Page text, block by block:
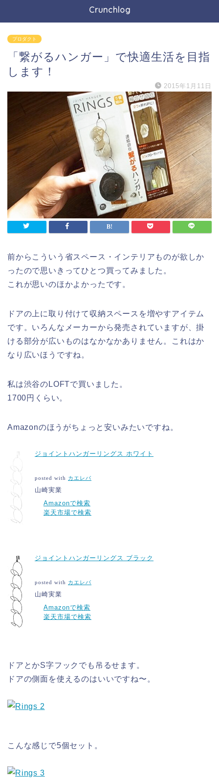
Crunchlog
プロダクト
「繋がるハンガー」で快適生活を目指
します！
2015年1月11日
前からこういう省スペース・インテリアものが欲しか
ったので思いきってひとつ買ってみました。
これが思いのほかよかったです。
ドアの上に取り付けて収納スペースを増やすアイテム
です。いろんなメーカーから発売されていますが、掛
ける部分が広いものはなかなかありません。これはか
なり広いほうですね。
私は渋谷のLOFTで買いました。
1700円くらい。
Amazonのほうがちょっと安いみたいですね。
ジョイントハンガーリングス ホワイト
posted with カエレバ
山崎実業
Amazonで検索
楽天市場で検索
ジョイントハンガーリングス ブラック
posted with カエレバ
山崎実業
Amazonで検索
楽天市場で検索
ドアとかS字フックでも吊るせます。
ドアの側面を使えるのはいいですね〜。
こんな感じで5個セット。